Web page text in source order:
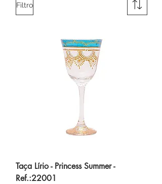
Filtro
Taça Lírio - Princess Summer -
Ref.:22001